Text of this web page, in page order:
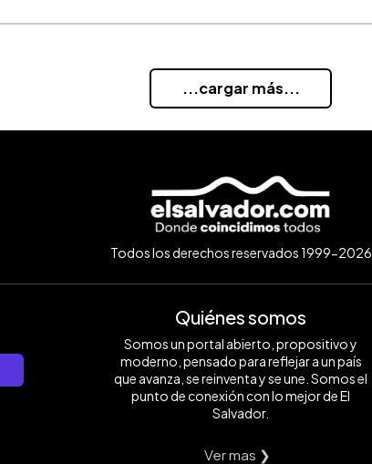
...cargar más...
Todos los derechos reservados 1999-2026
Quiénes somos
Somos un portal abierto, propositivo y
moderno, pensado para reflejar a un país
que avanza, se reinventa y se une. Somos el
punto de conexión con lo mejor de El
Salvador.
Ver mas ❯